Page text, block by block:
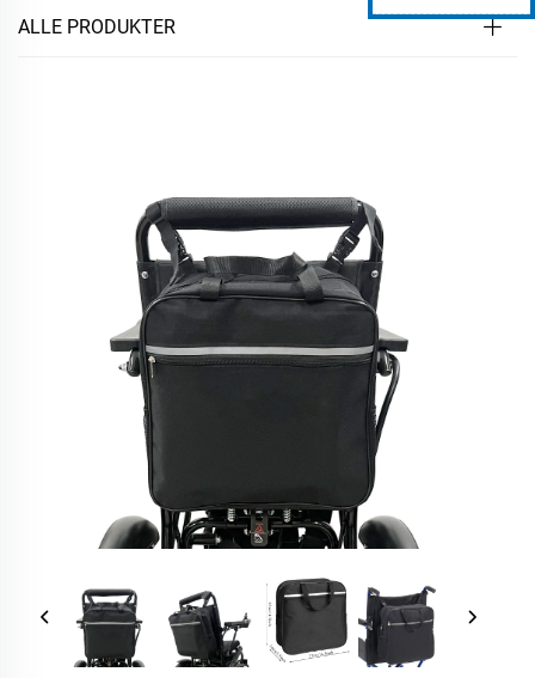
ALLE PRODUKTER